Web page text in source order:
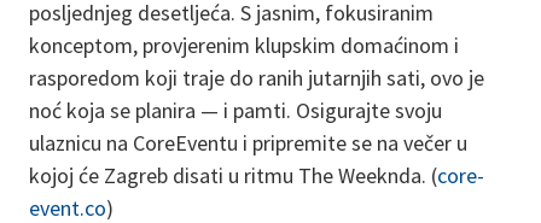
posljednjeg desetljeća. S jasnim, fokusiranim
konceptom, provjerenim klupskim domaćinom i
rasporedom koji traje do ranih jutarnjih sati, ovo je
noć koja se planira — i pamti. Osigurajte svoju
ulaznicu na CoreEventu i pripremite se na večer u
kojoj će Zagreb disati u ritmu The Weeknda. (core-
event.co)